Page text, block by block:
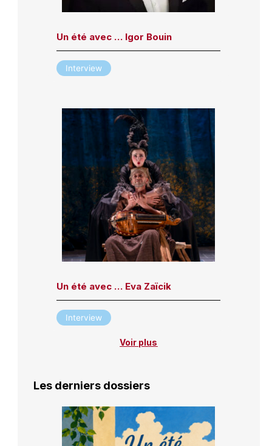
Un été avec … Igor Bouin
Interview
Un été avec … Eva Zaïcik
Interview
Voir plus
Les derniers dossiers